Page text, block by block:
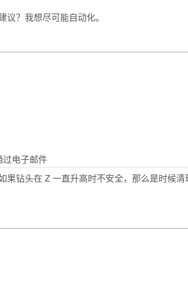
？我想尽可能自动化。
过电子邮件
果钻头在 Z 一直升高时不安全，那么是时候